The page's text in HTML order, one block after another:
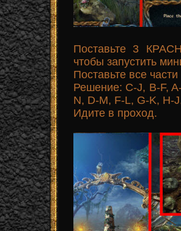
Поставьте 3
чтобы запустить
Поставьте все
Решение: C-J, B-F,
N, D-M, F-L, G-K, H-
Идите в проход.